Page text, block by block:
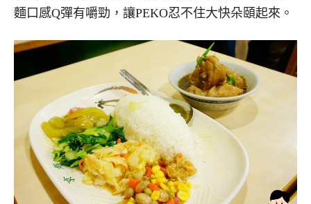
麵口感Q彈有嚼勁，讓PEKO忍不住大快朵頤起來。